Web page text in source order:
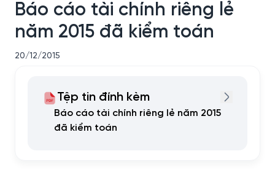
Báo cáo tài chính riêng lẻ
năm 2015 đã kiểm toán
20/12/2015
Tệp tin đính kèm
Báo cáo tài chính riêng lẻ năm 2015
đã kiểm toán